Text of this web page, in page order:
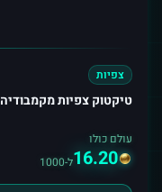
צפיות
טיקטוק צפיות מקמבודיה
עולם כולו
16.20ל-1000